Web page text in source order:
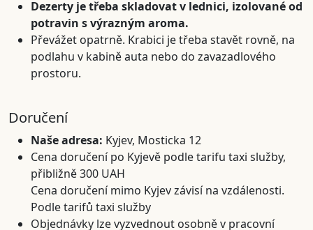
Dezerty je třeba skladovat v lednici, izolované od
potravin s výrazným aroma.
Převážet opatrně. Krabici je třeba stavět rovně, na
podlahu v kabině auta nebo do zavazadlového
prostoru.
Doručení
Naše adresa: Kyjev, Mosticka 12
Cena doručení po Kyjevě podle tarifu taxi služby,
přibližně 300 UAH
Cena doručení mimo Kyjev závisí na vzdálenosti.
Podle tarifů taxi služby
Objednávky lze vyzvednout osobně v pracovní